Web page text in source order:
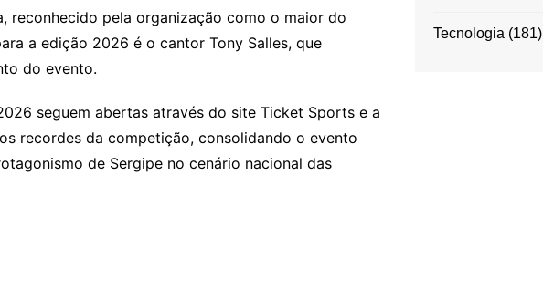
reconhecido pela organização como o maior do
a edição 2026 é o cantor Tony Salles, que
do evento.
seguem abertas através do site Ticket Sports e a
recordes da competição, consolidando o evento
de Sergipe no cenário nacional das
Tecnologia (181)